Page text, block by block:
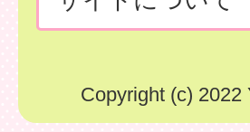
Copyright (c) 2022